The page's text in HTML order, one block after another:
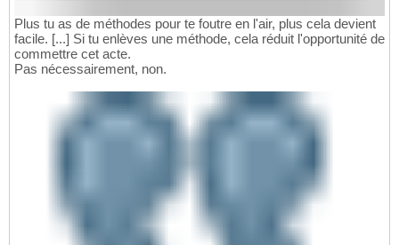
Plus tu as de méthodes pour te foutre en l'air, plus cela devient
facile. [...] Si tu enlèves une méthode, cela réduit l'opportunité de
commettre cet acte.
Pas nécessairement, non.